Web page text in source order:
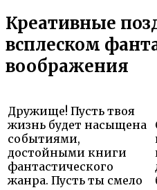
Креативные
всплеском
воображения
Дружище! Пусть твоя
жизнь будет насыщена
событиями,
достойными книги
фантастического
жанра. Пусть ты смело